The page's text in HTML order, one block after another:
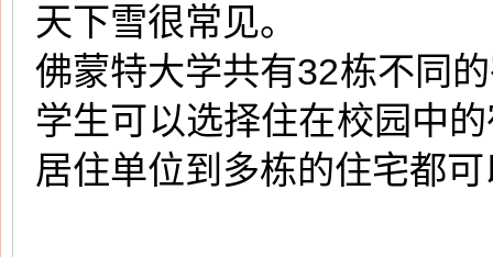
天下雪很常见。
佛蒙特大学共有32栋不同
学生可以选择住在校园中
居住单位到多栋的住宅都